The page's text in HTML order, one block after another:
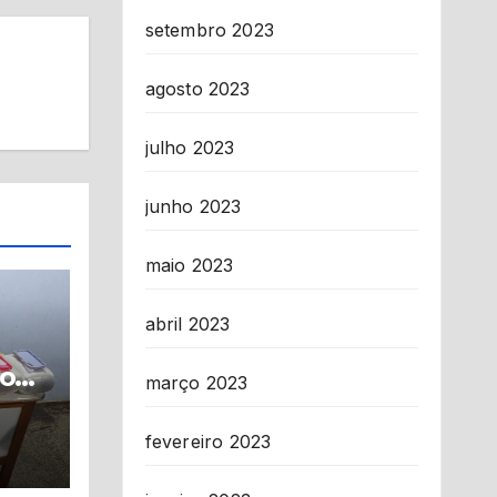
setembro 2023
agosto 2023
julho 2023
junho 2023
maio 2023
abril 2023
março 2023
fevereiro 2023